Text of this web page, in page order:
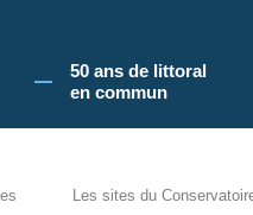
votre navigation sur le site du
50 ans de littoral
en commun​
Les sites du